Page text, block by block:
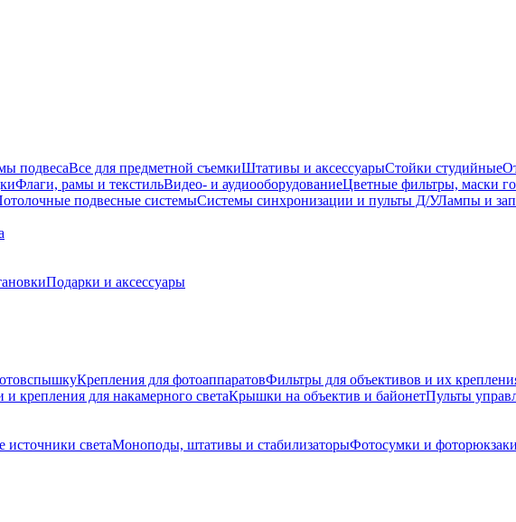
подвесаВсе для предметной съемкиШтативы и аксессуарыСтойки студийные
Флаги, рамы и текстильВидео- и аудиооборудованиеЦветные фильтры, маски
подвесные системыСистемы синхронизации и пульты Д/УЛампы и
Подарки и аксессуары
Крепления для фотоаппаратовФильтры для объективов и их
и крепления для накамерного светаКрышки на объектив и байонетПульты
источники светаМоноподы, штативы и стабилизаторыФотосумки и фоторюкзаки